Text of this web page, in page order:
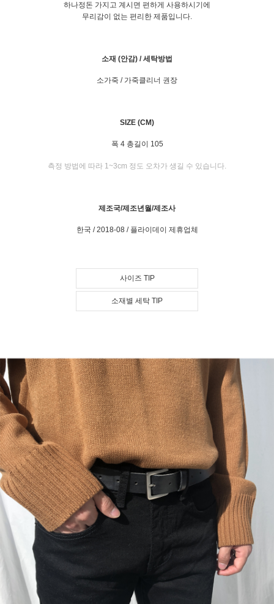
하나정돈 가지고 계시면 편하게 사용하시기에
무리감이 없는 편리한 제품입니다.
소재 (안감) / 세탁방법
소가죽 / 가죽클리너 권장
SIZE (CM)
폭 4 총길이 105
측정 방법에 따라 1~3cm 정도 오차가 생길 수 있습니다.
제조국/제조년월/제조사
한국 / 2018-08 / 플라이데이 제휴업체
사이즈 TIP
소재별 세탁 TIP